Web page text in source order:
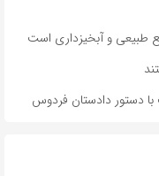
طبیعی و آبخیزداری است